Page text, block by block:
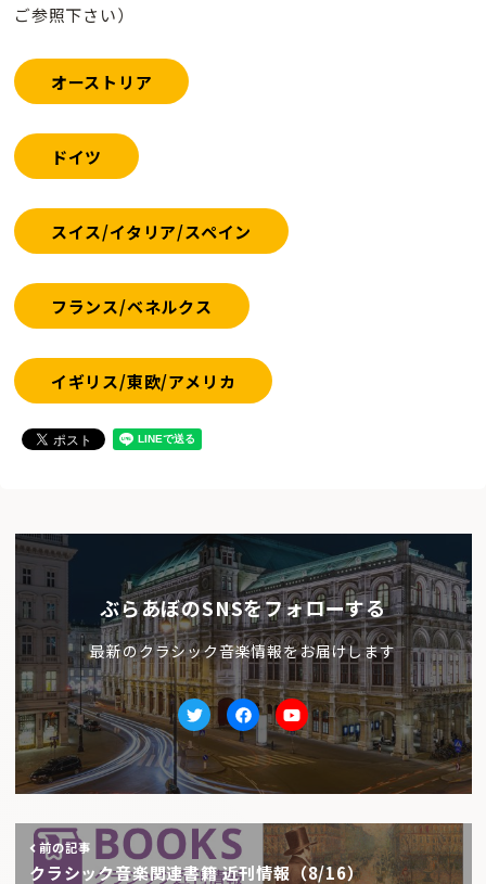
ご参照下さい）
オーストリア
ドイツ
スイス/イタリア/スペイン
フランス/ベネルクス
イギリス/東欧/アメリカ
ぶらあぼのSNSをフォローする
最新のクラシック音楽情報をお届けします
TwitterfacebookYoutube
前の記事
クラシック音楽関連書籍 近刊情報（8/16）